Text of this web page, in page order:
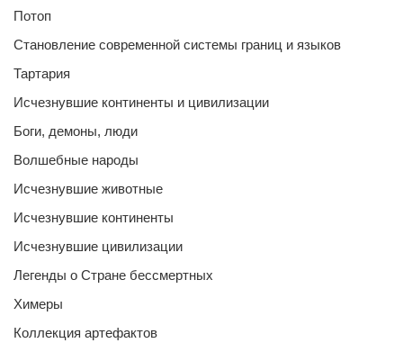
Потоп
Становление современной системы границ и языков
Тартария
Исчезнувшие континенты и цивилизации
Боги, демоны, люди
Волшебные народы
Исчезнувшие животные
Исчезнувшие континенты
Исчезнувшие цивилизации
Легенды о Стране бессмертных
Химеры
Коллекция артефактов